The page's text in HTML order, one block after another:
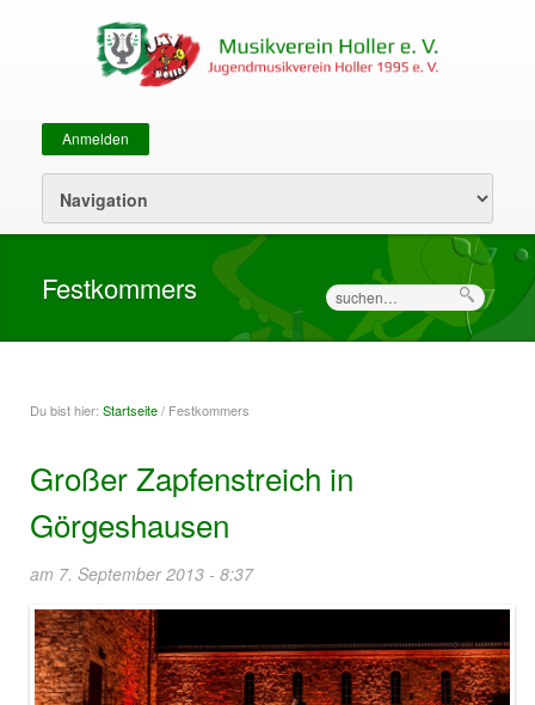
Sekundärmenü
Anmelden
Festkommers Suche
Du bist hier:
Sie sind hier
Startseite/ Festkommers
Großer Zapfenstreich in
Görgeshausen
am 7. September 2013 - 8:37